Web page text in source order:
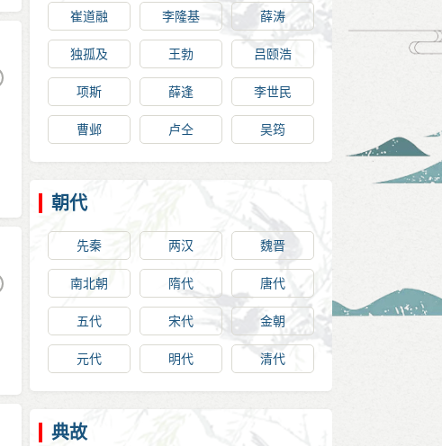
崔道融 李隆基 薛涛
独孤及 王勃 吕颐浩
项斯 薛逢 李世民
曹邺 卢仝 吴筠
朝代
先秦 两汉 魏晋
南北朝 隋代 唐代
五代 宋代 金朝
元代 明代 清代
典故